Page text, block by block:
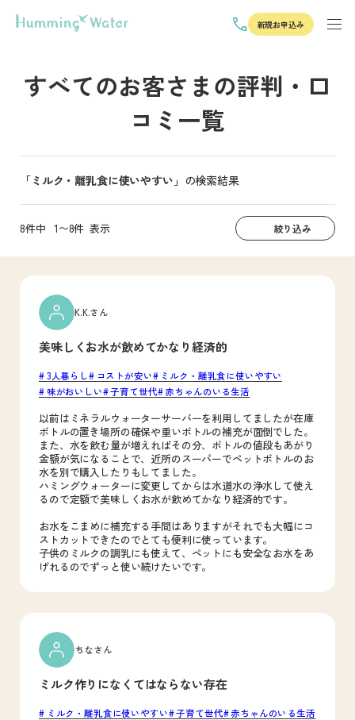
新規お申込み
すべてのお客さまの評判・口
コミ一覧
「ミルク・離乳食に使いやすい」 の検索結果
8件中 1〜8件 表示 絞り込み
美味しくお水が飲めてかなり経済的
3人暮らし コストが安い ミルク・離乳食に使いやすい
味がおいしい 子育て世代 赤ちゃんのいる生活
K.K.さん
以前はミネラルウォーターサーバーを利用してましたが在庫
ボトルの置き場所の確保や重いボトルの補充が面倒でした。
また、水を飲む量が増えればその分、ボトルの値段もあがり
金額が気になることで、近所のスーパーでペットボトルのお
水を別で購入したりもしてました。
ハミングウォーターに変更してからは水道水の浄水して使え
るので定額で美味しくお水が飲めてかなり経済的です。
お水をこまめに補充する手間はありますがそれでも大幅にコ
ストカットできたのでとても便利に使っています。
子供のミルクの調乳にも使えて、ペットにも安全なお水をあ
げれるのでずっと使い続けたいです。
ミルク作りになくてはならない存在
ミルク・離乳食に使いやすい 子育て世代 赤ちゃんのいる生活
ちなさん